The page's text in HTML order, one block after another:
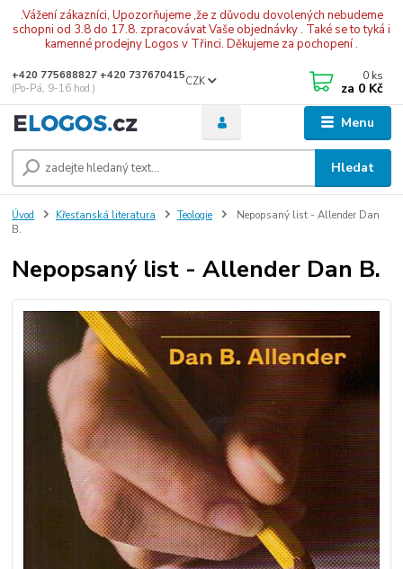
.Vážení zákazníci, Upozorňujeme ,že z důvodu dovolených nebudeme
schopni od 3.8 do 17.8. zpracovávat Vaše objednávky . Také se to tyká i
kamenné prodejny Logos v Třinci. Děkujeme za pochopení .
Menu
CZK
Hledat
+420 775688827 +420 737670415
(Po-Pá, 9-16 hod.)
0 ks
za 0 Kč
Úvod Křesťanská literatura Teologie
Nepopsaný list - Allender Dan
B.
Nepopsaný list - Allender Dan B.